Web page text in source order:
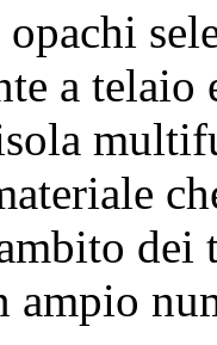
a telaio
ampio